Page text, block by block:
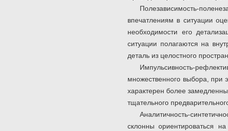
Полезависимость-
впечатлениям в ситуации
необходимости его
ситуации полагаются на
деталь из целостного
Импульсивность-
множественного выбора,
характерен более
тщательного
Аналитичность-
склонны ориентироваться